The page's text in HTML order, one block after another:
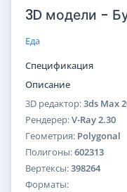
3D модели -
Еда
Спецификация
Описание
3D редактор:3ds Max
Рендерер:V-Ray 2.30
Геометрия: Polygonal
Полигоны:602313
Вертексы:398264
Форматы: